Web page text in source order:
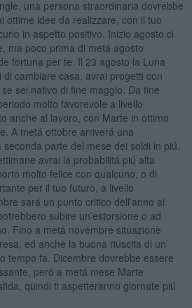
una persona straordinaria dovrebbe
ottime idee da realizzare, con il tuo
in aspetto positivo. Inizio agosto ci
ma poco prima di metá agosto
fortuna per te. Il 23 agosto la Luna
cambiare casa, avrai progetti con
sei nativo di fine maggio. Da fine
molto favorevole a livello
anche al lavoro, con Marte in ottimo
A metá ottobre arriverá una
parte del mese dei soldi in piú.
avrai la probabilitá piú alta
molto felice con qualcuno, o di
per il tuo futuro, a livello
sará un punto critico dell’anno ai
subire un’estorsione o ad
Fino a metá novembre situazione
ed anche la buona riuscita di un
tempo fa. Dicembre dovrebbe essere
peró a metá mese Marte
quindi ti aspetteranno giornate piú